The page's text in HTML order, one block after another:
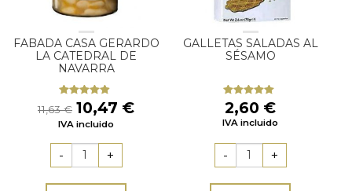
FABADA CASA GERARDO
LA CATEDRAL DE
NAVARRA
Valorado
con4.60
de 5
11,63€ El
precio
era:
11,63 €.
10,47 €El
IVA incluido
GALLETAS SALADAS AL
SÉSAMO
Valorado
con5.00
de
5
2,60 €
IVA incluido